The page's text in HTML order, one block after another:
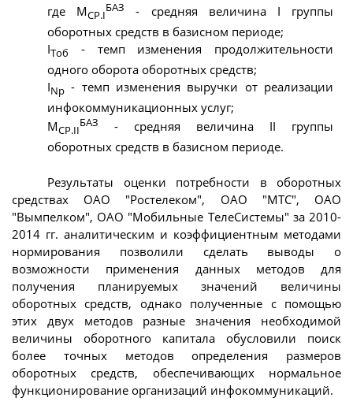
где МСР.I
БАЗ
- средняя величина I группы
оборотных средств в базисном периоде;
IТоб
- темп изменения продолжительности
одного оборота оборотных средств;
INp - темп изменения выручки от реализации
инфокоммуникационных услуг;
МСР.II
БАЗ
- средняя величина II группы
оборотных средств в базисном периоде.
Результаты оценки потребности в оборотных
средствах ОАО "Ростелеком", ОАО "МТС", ОАО
"Вымпелком", ОАО "Мобильные ТелеСистемы" за 2010-
2014 гг. аналитическим и коэффициентным методами
нормирования позволили сделать выводы о
возможности применения данных методов для
получения планируемых значений величины
оборотных средств, однако полученные с помощью
этих двух методов разные значения необходимой
величины оборотного капитала обусловили поиск
более точных методов определения размеров
оборотных средств, обеспечивающих нормальное
функционирование организаций инфокоммуникаций.